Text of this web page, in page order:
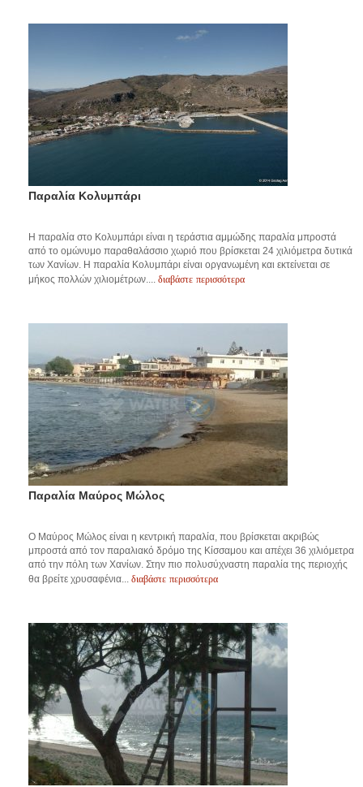
Παραλία Κολυμπάρι
Η παραλία στο Κολυμπάρι είναι η τεράστια αμμώδης παραλία μπροστά
από το ομώνυμο παραθαλάσσιο χωριό που βρίσκεται 24 χιλιόμετρα δυτικά
των Χανίων. Η παραλία Κολυμπάρι είναι οργανωμένη και εκτείνεται σε
μήκος πολλών χιλιομέτρων.... διαβάστε περισσότερα
Παραλία Μαύρος Μώλος
O Μαύρος Μώλος είναι η κεντρική παραλία, που βρίσκεται ακριβώς
μπροστά από τον παραλιακό δρόμο της Κίσσαμου και απέχει 36 χιλιόμετρα
από την πόλη των Χανίων. Στην πιο πολυσύχναστη παραλία της περιοχής
θα βρείτε χρυσαφένια... διαβάστε περισσότερα